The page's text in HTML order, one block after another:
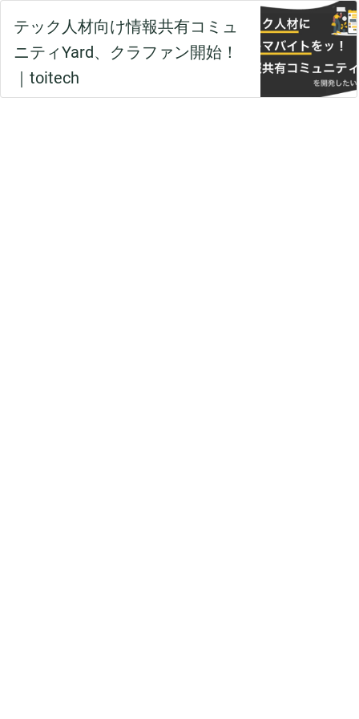
テック人材向け情報共有コミュ
ニティYard、クラファン開始！
｜toitech